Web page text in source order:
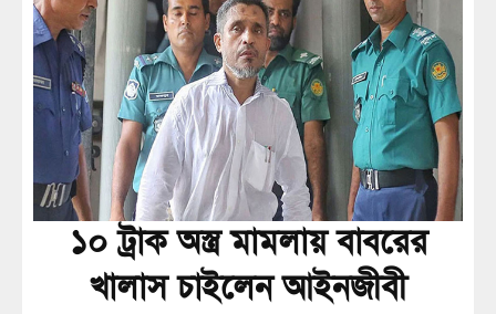
১০ ট্রাক অস্ত্র মামলায় বাবরের
খালাস চাইলেন আইনজীবী